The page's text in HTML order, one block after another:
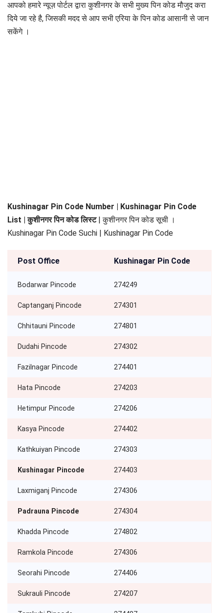
आपको हमारे न्यूज़ पोर्टल द्वारा कुशीनगर के सभी मुख्य पिन कोड मौजुद करा
दिये जा रहे है, जिसकी मदद से आप सभी एरिया के पिन कोड आसानी से जान
सकेंगे ।
Kushinagar Pin Code Number | Kushinagar Pin Code
List | कुशीनगर पिन कोड लिस्ट | कुशीनगर पिन कोड सूची ।
Kushinagar Pin Code Suchi | Kushinagar Pin Code
Post Office Kushinagar Pin Code
Bodarwar Pincode 274249
Captanganj Pincode 274301
Chhitauni Pincode 274801
Dudahi Pincode 274302
Fazilnagar Pincode 274401
Hata Pincode 274203
Hetimpur Pincode 274206
Kasya Pincode 274402
Kathkuiyan Pincode 274303
Kushinagar Pincode 274403
Laxmiganj Pincode 274306
Padrauna Pincode 274304
Khadda Pincode 274802
Ramkola Pincode 274306
Seorahi Pincode 274406
Sukrauli Pincode 274207